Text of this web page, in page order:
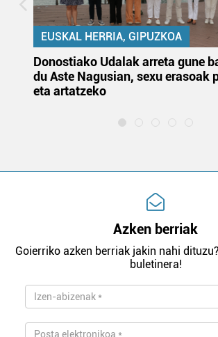
EUSKAL HERRIA, GIPUZKOA
Donostiako Udalak arreta gune
du Aste Nagusian, sexu erasoak
eta artatzeko
Azken berriak
Goierriko azken berriak jakin nahi
buletinera!